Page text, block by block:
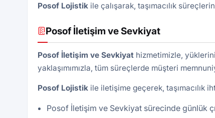
Posof Lojistikile çalışarak, taşımacılık
Posof İletişim ve Sevkiyat
Posof İletişim ve Sevkiyathizmetimizle,
yaklaşımımızla, tüm süreçlerde müşteri
Posof Lojistikile iletişime geçerek, taşımacılık
Posof İletişim ve Sevkiyat sürecinde günlük